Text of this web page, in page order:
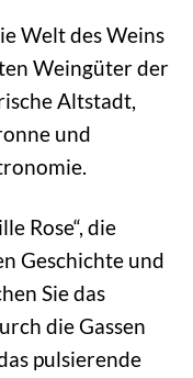
Welt des Weins
Weingüter der
Altstadt,
und
Rose“, die
Geschichte und
Sie das
die Gassen
pulsierende